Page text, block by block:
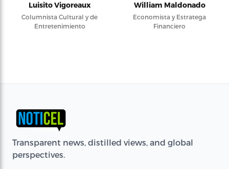
Luisito Vigoreaux
Columnista Cultural y de
Entretenimiento
William Maldonado
Economista y Estratega
Financiero
Transparent news, distilled views, and global
perspectives.